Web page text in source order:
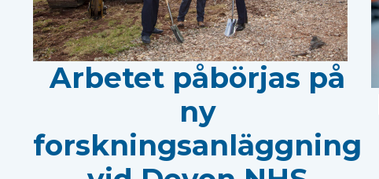
Arbetet påbörjas på
ny
forskningsanläggning